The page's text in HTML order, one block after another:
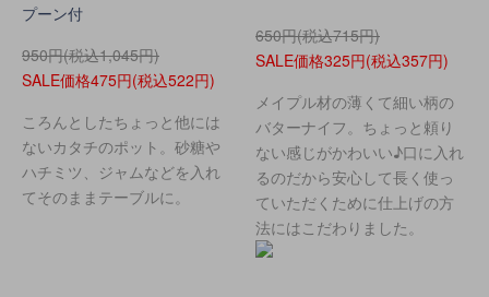
プーン付
950円(税込1,045円)
SALE価格475円(税込522円)
ころんとしたちょっと他には
ないカタチのポット。砂糖や
ハチミツ、ジャムなどを入れ
てそのままテーブルに。
650円(税込715円)
SALE価格325円(税込357円)
メイプル材の薄くて細い柄の
バターナイフ。ちょっと頼り
ない感じがかわいい♪口に入れ
るのだから安心して長く使っ
ていただくために仕上げの方
法にはこだわりました。